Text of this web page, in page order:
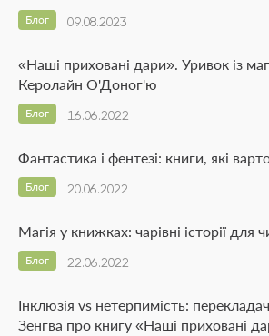
09.08.2023
Блог
«Наші приховані дари». Уривок із
Керолайн О'Доног'ю
16.06.2022
Блог
Фантастика і фентезі: книги, які
20.06.2022
Блог
Магія у книжках: чарівні історії для
22.06.2022
Блог
Інклюзія vs нетерпимість:
Зенгва про книгу «Наші приховані